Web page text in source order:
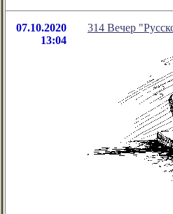
07.10.2020
13:04
314 Вечер